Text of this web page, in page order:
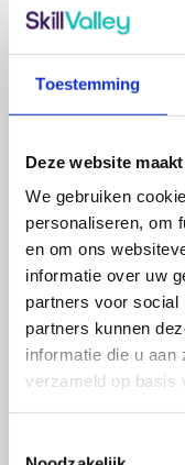
Toestemming
Deze website
We gebruiken
personaliseren, om
en om ons
informatie over uw
partners voor social
partners kunnen
informatie die u aan
verzameld op basis
[ AI integratie ]
De training “AI
de kennis en
intelligente
ontwerpen en te
Bekijk deze